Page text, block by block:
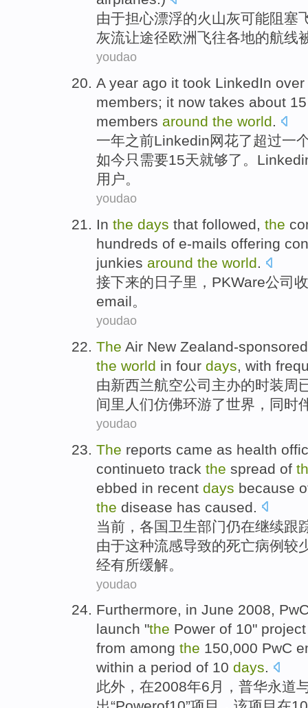
由于担心漂浮的火山灰可能阻塞
灰流让途径欧洲飞往各地的航线
youdao
A year ago it took LinkedIn over
members; it now takes about 15
members around the world.
一年之前Linkedin网花了超过一
如今只需要15天就够了 。
用户。
youdao
In the days that followed, the
hundreds of e-mails offering
junkies around the world.
接下来的 日子里 ，PKWare公司
email。
youdao
The Air New Zealand-sponsored
the world in four days, with
由新西兰航空公司主办的时装周
间里人们仿佛环游了世界 ，同时
youdao
The reports came as health
continueto track the spread of
ebbed in recent days because
the disease has caused.
当前， 各国卫生部门仍在继续跟
由于这种流感导致的死亡病例较
经有所缓解。
youdao
Furthermore, in June 2008,
launch "the Power of 10" project
from among the 150,000 PwC
within a period of 10 days.
此外 ， 在2008年6月 ， 普华永道